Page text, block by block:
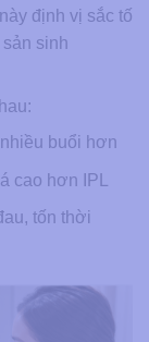
định vị sắc tố
sinh
buổi hơn
cao hơn IPL
tốn thời